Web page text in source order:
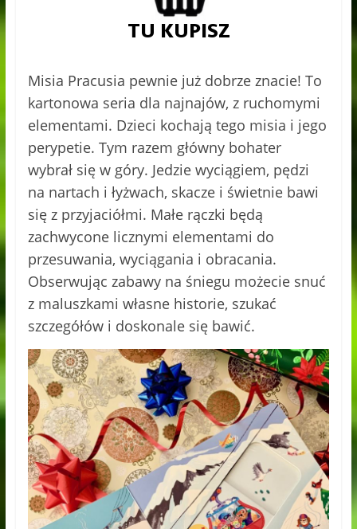
Misia Pracusia pewnie już dobrze znacie! To
kartonowa seria dla najnajów, z ruchomymi
elementami. Dzieci kochają tego misia i jego
perypetie. Tym razem główny bohater
wybrał się w góry. Jedzie wyciągiem, pędzi
na nartach i łyżwach, skacze i świetnie bawi
się z przyjaciółmi. Małe rączki będą
zachwycone licznymi elementami do
przesuwania, wyciągania i obracania.
Obserwując zabawy na śniegu możecie snuć
z maluszkami własne historie, szukać
szczegółów i doskonale się bawić.